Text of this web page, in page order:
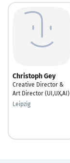
Christoph Gey
Creative Director &
Art Director (UI,UX,AI)
Leipzig